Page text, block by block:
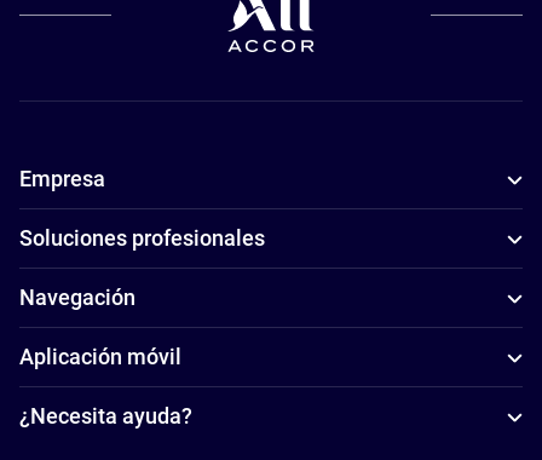
Empresa
Soluciones profesionales
Navegación
Aplicación móvil
¿Necesita ayuda?